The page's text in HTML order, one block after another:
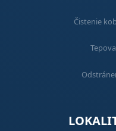
Čistenie